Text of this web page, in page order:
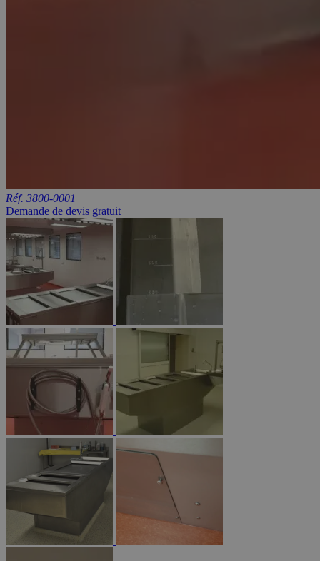
Réf. 3800-0001
Demande de devis gratuit